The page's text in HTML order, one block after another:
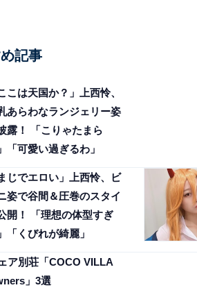
記事
こは天国か？」上西怜、
あらわなランジェリー姿
露！ 「こりゃたまら
「可愛い過ぎるわ」
じでエロい」上西怜、ビ
姿で谷間＆圧巻のスタイ
開！ 「理想の体型すぎ
「くびれが綺麗」
ア別荘「COCO VILLA
」3選